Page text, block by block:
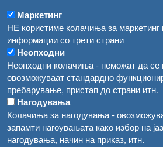
Маркетинг
НЕ користиме колачиња за
информации со трети страни
Неопходни
Неопходни колачиња - неможат да се
овозможуваат стандардно
пребарување, пристап до страни итн.
Нагодувања
Колачиња за нагодувања -
запамти нагоувањата како избор на
нагодувања, начин на приказ, итн.